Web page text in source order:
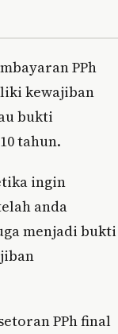
PPh
kewajiban
bukti
tahun.
ingin
anda
menjadi bukti
PPh final